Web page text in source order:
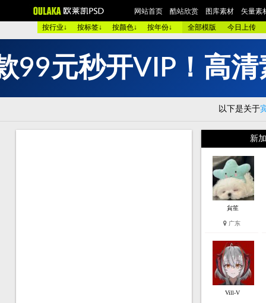
网站首页 酷站欣赏 图库素材
矢量素
按行业↓
按标签↓ 按颜色↓ 按年份↓ 全部模版 今日上传
图 库： 欧美酷图 平面设计 艺术摄影 包装设计 时装展示
颜 色 >> 黑色酷站 白色酷站 红色酷站 蓝色酷站
汽车交通 美容化妆
购物商店 网络游戏 个人网站 集团企业 酒店宾馆
数码相机 珠宝首饰
蓝色模板 紫色模板
欧莱凯APP端下载
99元秒开V P ！ 高清
以下是关于
新
貟笙
广东
Vill-V